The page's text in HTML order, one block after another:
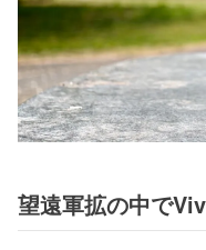
望遠軍拡の中で